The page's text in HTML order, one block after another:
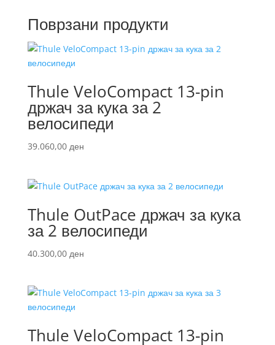
Поврзани продукти
Thule VeloCompact 13-pin
држач за кука за 2
велосипеди
39.060,00 ден
Thule OutPace држач за кука
за 2 велосипеди
40.300,00 ден
Thule VeloCompact 13-pin